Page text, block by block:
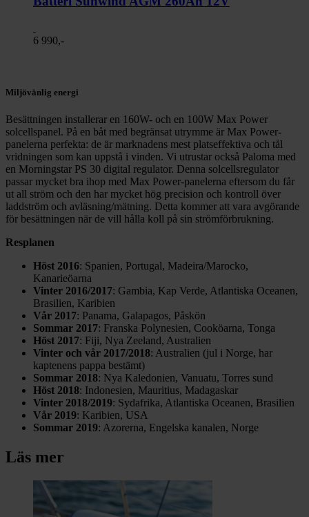
6 990,-
Miljövänlig energi
Besättningen installerar en 160W- och en 100W Max Power
solcellspanel. På en båt med begränsat utrymme är Max Power-
panelerna perfekta: de är marknadens mest platseffektiva och tål
vridningen som kan uppstå i vinden. Vi utrustar också Paloma med
en Morningstar PS 30 digital regulator. Denna solcellsregulator
passar mycket bra ihop med Max Power-panelerna eftersom du får
ut all ström och den har mycket hög precision och kontroll över
laddström och avläsning/mätning. Detta kommer att vara avgörande
för besättningen när de vill hålla koll på sin strömförbrukning.
Resplanen
Höst 2016: Spanien, Portugal, Madeira/Marocko,
Kanarieöarna
Vinter 2016/2017: Gambia, Kap Verde, Atlantiska Oceanen,
Brasilien, Karibien
Vår 2017: Panama, Galapagos, Påskön
Sommar 2017: Franska Polynesien, Cooköarna, Tonga
Höst 2017: Fiji, Nya Zeeland, Australien
Vinter och vår 2017/2018: Australien (jul i Norge, har
kaptenens pappa bestämt)
Sommar 2018: Nya Kaledonien, Vanuatu, Torres sund
Höst 2018: Indonesien, Mauritius, Madagaskar
Vinter 2018/2019: Sydafrika, Atlantiska Oceanen, Brasilien
Vår 2019: Karibien, USA
Sommar 2019: Azorerna, Engelska kanalen, Norge
Läs mer